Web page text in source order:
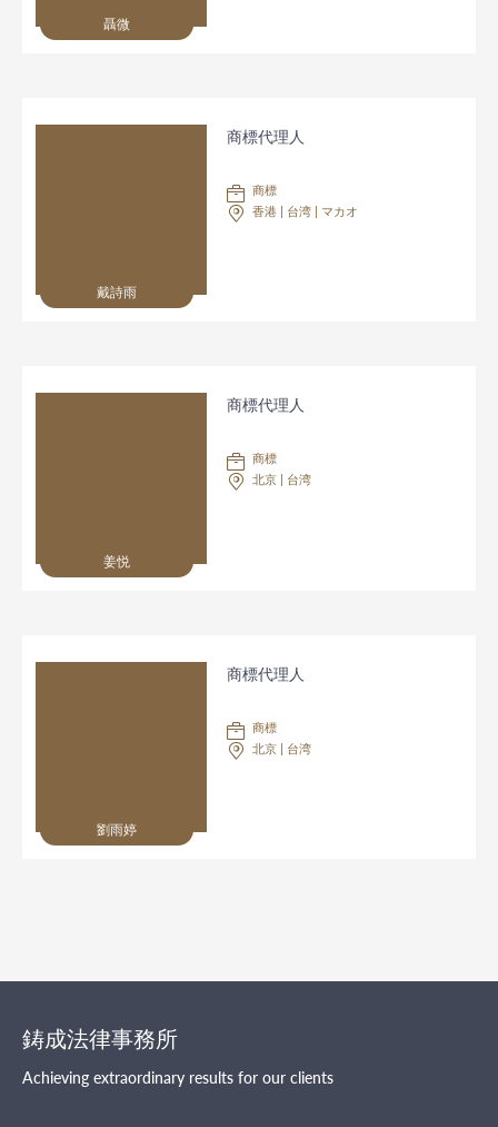
聶微
戴詩雨
商標代理人
商標
香港 | 台湾 | マカオ
姜悦
商標代理人
商標
北京 | 台湾
劉雨婷
商標代理人
商標
北京 | 台湾
鋳成法律事務所
Achieving extraordinary results for our clients